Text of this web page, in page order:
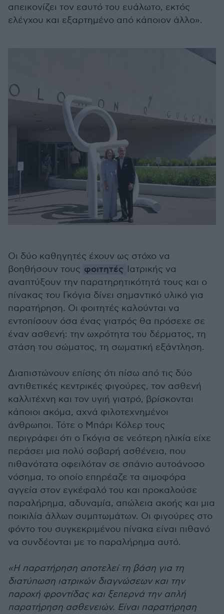
απεικονίζει τον εαυτό του ευάλωτο, εκτός
ελέγχου και εξαρτημένο από κάποιον άλλο».
Οι δύο καθηγητές έχουν ως στόχο να
βοηθήσουν τους φοιτητές
Ιατρικής να
αναπτύξουν την παρατηρητικότητά τους και ο
πίνακας του Γκόγια δίνει σημαντικό υλικό για
παρατήρηση. Οι φοιτητές καλούνται να
εντοπίσουν όσα ένας γιατρός θα πρόσεχε σε
έναν ασθενή: την ωχρότητα του δέρματος, τη
στάση του σώματος, τη σωματική εξάντληση.
Διαπιστώνουν επίσης ότι πίσω από τις δύο
αντιθετικές κεντρικές φιγούρες, τον ασθενή
καλλιτέχνη και τον υγιή γιατρό, βρίσκονται
κάποιοι ακόμα, αχνά φιλοτεχνημένοι
άνθρωποι. Τότε ο Μπάρι Κόλερ τους
περιγράφει ότι ο Γκόγια σε νεότερη ηλικία είχε
περάσει μια πολύ σοβαρή ασθένεια, που
πιθανότατα οφειλόταν σε σπάνιο αυτοάνοσο
νόσημα, το οποίο επηρέαζε τα αιμοφόρα
αγγεία στον εγκέφαλό του και προκαλούσε
παραλήρημα, αδυναμία, απώλεια ακοής και μια
ποικιλία άλλων συμπτωμάτων. Οι φιγούρες στο
φόντο του συγκεκριμένου πίνακα είναι πιθανό
να συνδέονται με το παραλήρημα αυτό.
«Η παρατήρηση αποτελεί τη βάση για τη
διατύπωση ιατρικών διαγνώσεων και την
παροχή φροντίδας και ξεπερνά την απλή
παρατήρηση ασθενειών. Είναι παρατήρηση